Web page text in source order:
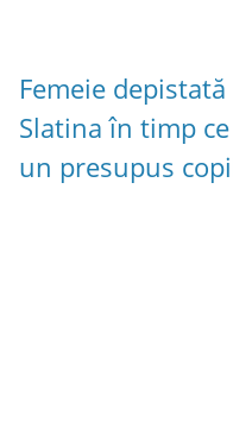
Femeie
Slatina în timp
un presupus